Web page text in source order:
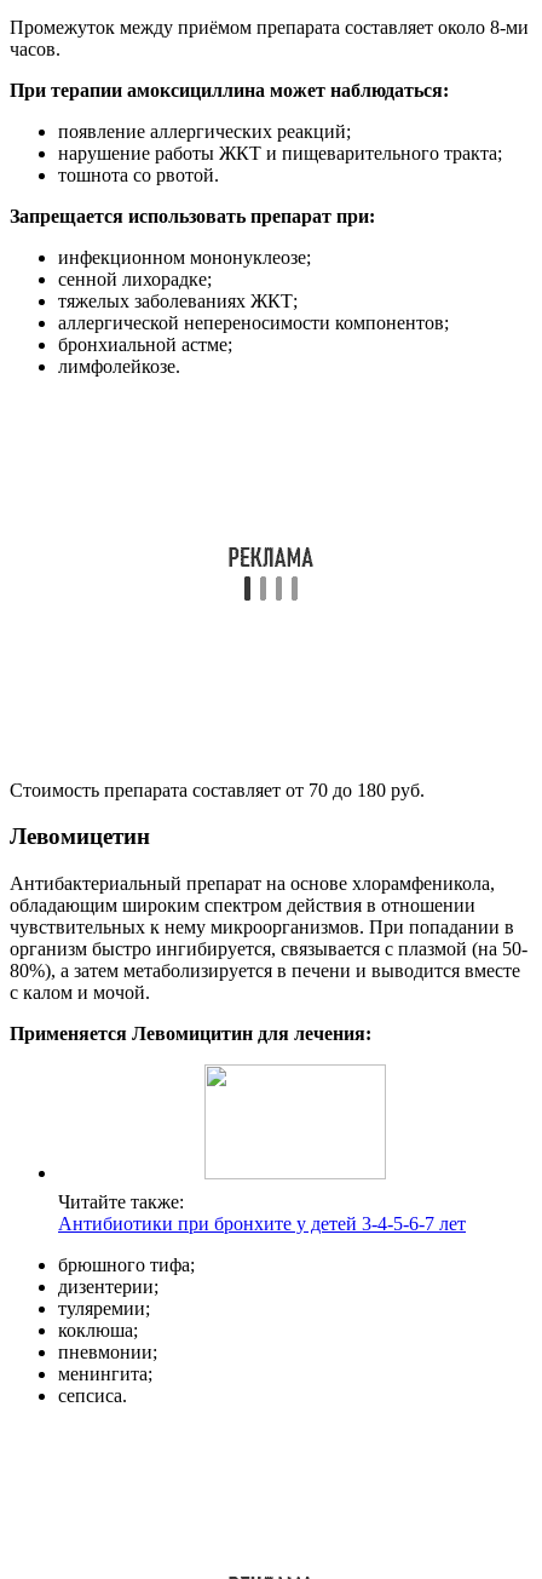
Промежуток между приёмом препарата составляет около 8-ми
часов.
При терапии амоксициллина может наблюдаться:
появление аллергических реакций;
нарушение работы ЖКТ и пищеварительного тракта;
тошнота со рвотой.
Запрещается использовать препарат при:
инфекционном мононуклеозе;
сенной лихорадке;
тяжелых заболеваниях ЖКТ;
аллергической непереносимости компонентов;
бронхиальной астме;
лимфолейкозе.
Стоимость препарата составляет от 70 до 180 руб.
Левомицетин
Антибактериальный препарат на основе хлорамфеникола,
обладающим широким спектром действия в отношении
чувствительных к нему микроорганизмов. При попадании в
организм быстро ингибируется, связывается с плазмой (на 50-
80%), а затем метаболизируется в печени и выводится вместе
с калом и мочой.
Применяется Левомицитин для лечения:
Читайте также:
Антибиотики при бронхите у детей 3-4-5-6-7 лет
брюшного тифа;
дизентерии;
туляремии;
коклюша;
пневмонии;
менингита;
сепсиса.